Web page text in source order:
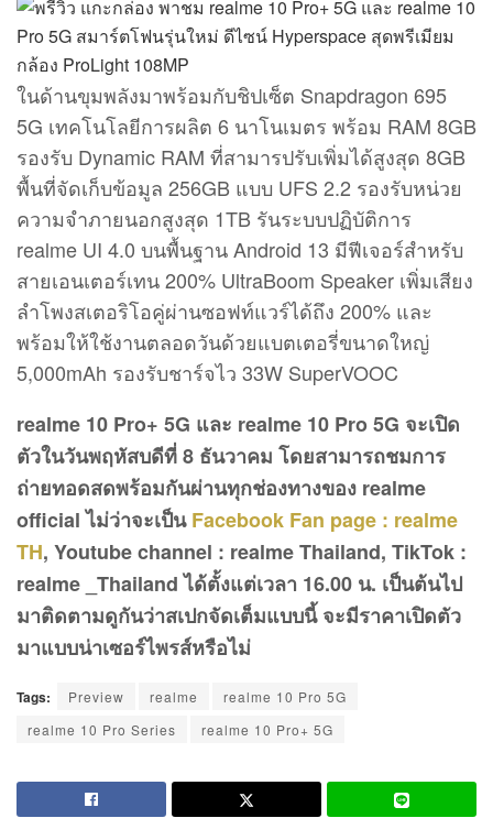
ในด้านขุมพลังมาพร้อมกับชิปเซ็ต Snapdragon 695
5G เทคโนโลยีการผลิต 6 นาโนเมตร พร้อม RAM 8GB
รองรับ Dynamic RAM ที่สามารปรับเพิ่มได้สูงสุด 8GB
พื้นที่จัดเก็บข้อมูล 256GB แบบ UFS 2.2 รองรับหน่วย
ความจำภายนอกสูงสุด 1TB รันระบบปฏิบัติการ
realme UI 4.0 บนพื้นฐาน Android 13 มีฟีเจอร์สำหรับ
สายเอนเตอร์เทน 200% UltraBoom Speaker เพิ่มเสียง
ลำโพงสเตอริโอคู่ผ่านซอฟท์แวร์ได้ถึง 200% และ
พร้อมให้ใช้งานตลอดวันด้วยแบตเตอรี่ขนาดใหญ่
5,000mAh รองรับชาร์จไว 33W SuperVOOC
realme 10 Pro+ 5G และ realme 10 Pro 5G จะเปิด
ตัวในวันพฤหัสบดีที่ 8 ธันวาคม โดยสามารถชมการ
ถ่ายทอดสดพร้อมกันผ่านทุกช่องทางของ realme
official ไม่ว่าจะเป็นFacebook Fan page : realme
TH, Youtube channel : realme Thailand, TikTok :
realme _Thailand ได้ตั้งแต่เวลา 16.00 น. เป็นต้นไป
มาติดตามดูกันว่าสเปกจัดเต็มแบบนี้ จะมีราคาเปิดตัว
มาแบบน่าเซอร์ไพรส์หรือไม่
Tags: Preview realme
realme 10 Pro 5G
realme 10 Pro Series
realme 10 Pro+ 5G